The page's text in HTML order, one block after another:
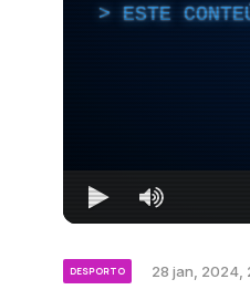
ESTE
DESPORTO 28 jan, 2024,